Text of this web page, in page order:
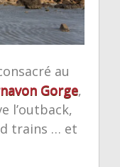
au
Gorge,
l’outback,
trains … et